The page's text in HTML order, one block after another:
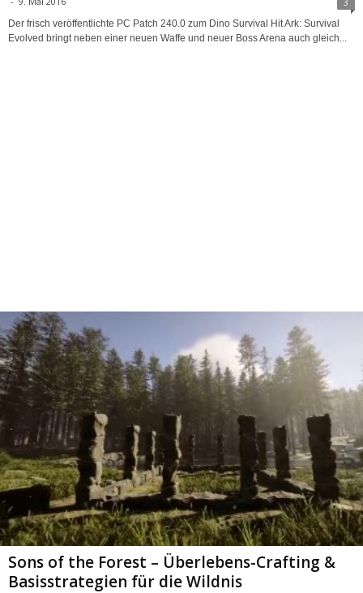
Der frisch veröffentlichte PC Patch 240.0 zum Dino Survival Hit Ark: Survival
Evolved bringt neben einer neuen Waffe und neuer Boss Arena auch gleich...
Sons of the Forest – Überlebens-Crafting &
Basisstrategien für die Wildnis